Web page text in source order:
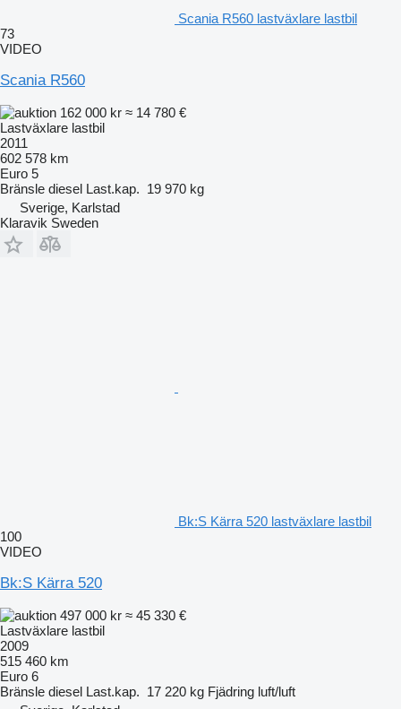
Scania R560 lastväxlare lastbil
73
VIDEO
Scania R560
162 000 kr ≈ 14 780 €
Lastväxlare lastbil
2011
602 578 km
Euro 5
Bränsle diesel Last.kap. 19 970 kg
Sverige, Karlstad
Klaravik Sweden
Bk:S Kärra 520 lastväxlare lastbil
100
VIDEO
Bk:S Kärra 520
497 000 kr ≈ 45 330 €
Lastväxlare lastbil
2009
515 460 km
Euro 6
Bränsle diesel Last.kap. 17 220 kg Fjädring luft/luft